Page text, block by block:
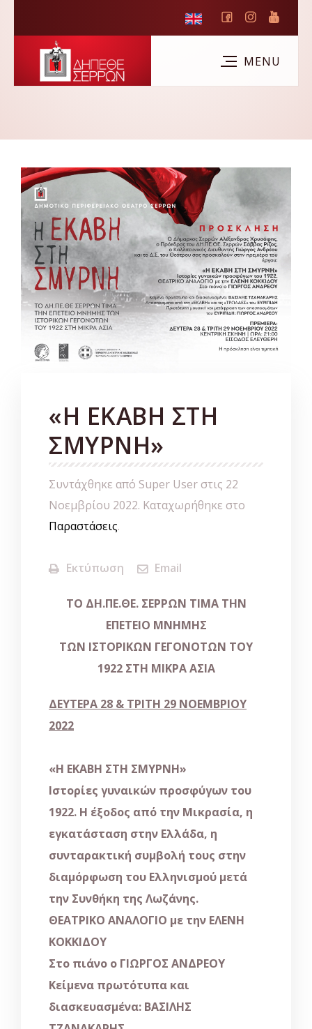
«Η ΕΚΑΒΗ ΣΤΗ
ΣΜΥΡΝΗ»
Συντάχθηκε από Super User στις 22
Νοεμβρίου 2022. Καταχωρήθηκε στο
Παραστάσεις.
Εκτύπωση Email
ΤΟ ΔΗ.ΠΕ.ΘΕ. ΣΕΡΡΩΝ ΤΙΜΑ ΤΗΝ
ΕΠΕΤΕΙΟ ΜΝΗΜΗΣ
ΤΩΝ ΙΣΤΟΡΙΚΩΝ ΓΕΓΟΝΟΤΩΝ ΤΟΥ
1922 ΣΤΗ ΜΙΚΡΑ ΑΣΙΑ
ΔΕΥΤΕΡΑ 28 & ΤΡΙΤΗ 29 ΝΟΕΜΒΡΙΟΥ
2022
«Η ΕΚΑΒΗ ΣΤΗ ΣΜΥΡΝΗ»
Ιστορίες γυναικών προσφύγων του
1922. Η έξοδος από την Μικρασία, η
εγκατάσταση στην Ελλάδα, η
συνταρακτική συμβολή τους στην
διαμόρφωση του Ελληνισμού μετά
την Συνθήκη της Λωζάνης.
ΘΕΑΤΡΙΚΟ ΑΝΑΛΟΓΙΟ με την ΕΛΕΝΗ
ΚΟΚΚΙΔΟΥ
Στο πιάνο ο ΓΙΩΡΓΟΣ ΑΝΔΡΕΟΥ
Κείμενα πρωτότυπα και
διασκευασμένα: ΒΑΣΙΛΗΣ